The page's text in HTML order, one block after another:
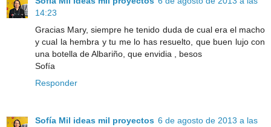
14:23
Gracias Mary, siempre he tenido duda de cual era el macho
y cual la hembra y tu me lo has resuelto, que buen lujo con
una botella de Albariño, que envidia , besos
Sofía
Responder
Sofía Mil ideas mil proyectos 6 de agosto de 2013 a las